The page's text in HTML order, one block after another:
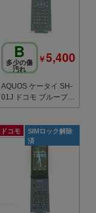
B
多少の傷
汚れ
￥5,400
AQUOS ケータイ SH-
01J ドコモ ブルーブラ
ック c20742
ドコモ
SIMロック解除
済